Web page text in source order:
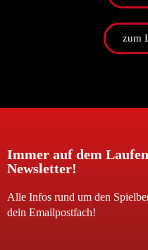
zum
Immer auf dem
Newsletter!
Alle Infos rund um den
dein Emailpostfach!